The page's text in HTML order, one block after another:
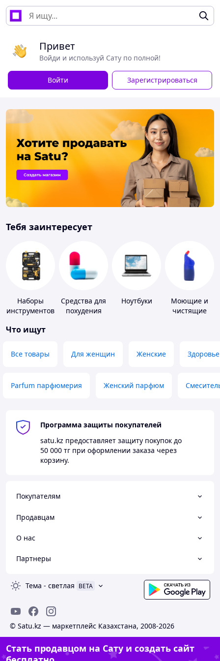
Привет
Войди и используй Сату по полной!
Войти Зарегистрироваться
Тебя заинтересует
Наборы
инструментов
Средства для
похудения
Ноутбуки
Моющие и
чистящие
Что ищут
Все товары Для женщин Женские Здоровье
Parfum парфюмерия Женский парфюм
Программа защиты покупателей
satu.kz предоставляет защиту покупок до
50 000 тг при оформлении заказа через
корзину.
Покупателям
Продавцам
О нас
Партнеры
Тема - светлая BETA
© Satu.kz — маркетплейс Казахстана, 2008-2026
Стать продавцом на Сату и создать сайт